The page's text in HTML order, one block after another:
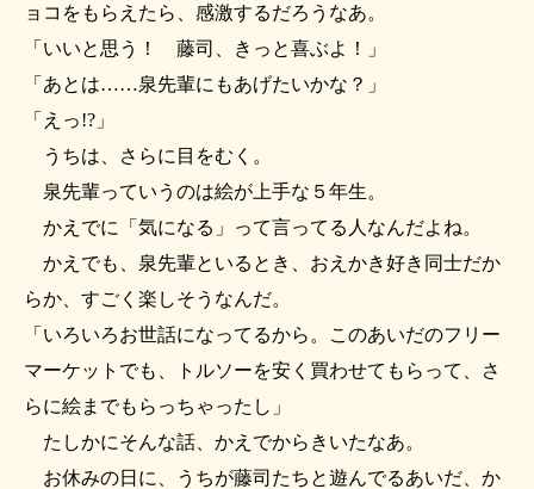
ョコをもらえたら、感激するだろうなあ。
「いいと思う！ 藤司、きっと喜ぶよ！」
「あとは……泉先輩にもあげたいかな？」
「えっ!?」
うちは、さらに目をむく。
泉先輩っていうのは絵が上手な５年生。
かえでに「気になる」って言ってる人なんだよね。
かえでも、泉先輩といるとき、おえかき好き同士だか
らか、すごく楽しそうなんだ。
「いろいろお世話になってるから。このあいだのフリー
マーケットでも、トルソーを安く買わせてもらって、さ
らに絵までもらっちゃったし」
たしかにそんな話、かえでからきいたなあ。
お休みの日に、うちが藤司たちと遊んでるあいだ、か